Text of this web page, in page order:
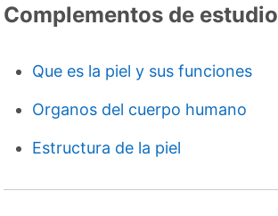
Complementos de estudio
Que es la piel y sus funciones
Organos del cuerpo humano
Estructura de la piel